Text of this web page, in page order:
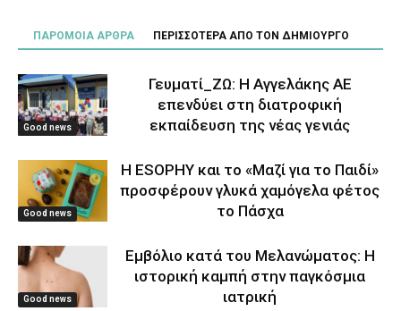
ΠΑΡΟΜΟΙΑ ΑΡΘΡΑ ΠΕΡΙΣΣΟΤΕΡΑ ΑΠΟ ΤΟΝ ΔΗΜΙΟΥΡΓΟ
Good news
Γευματί_ΖΩ: Η Αγγελάκης ΑΕ
επενδύει στη διατροφική
εκπαίδευση της νέας γενιάς
Good news
Η ESOPHY και το «Μαζί για το Παιδί»
προσφέρουν γλυκά χαμόγελα φέτος
το Πάσχα
Good news
Εμβόλιο κατά του Μελανώματος: Η
ιστορική καμπή στην παγκόσμια
ιατρική